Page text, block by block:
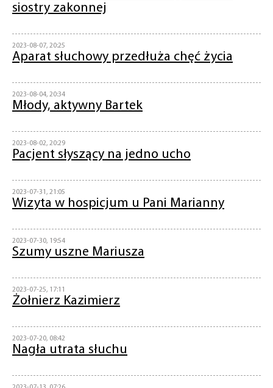
siostry zakonnej
2023-08-07, 20:25
Aparat słuchowy przedłuża chęć życia
2023-08-04, 20:34
Młody, aktywny Bartek
2023-08-02, 20:29
Pacjent słyszący na jedno ucho
2023-07-31, 21:05
Wizyta w hospicjum u Pani Marianny
2023-07-30, 19:54
Szumy uszne Mariusza
2023-07-25, 17:11
Żołnierz Kazimierz
2023-07-20, 08:42
Nagła utrata słuchu